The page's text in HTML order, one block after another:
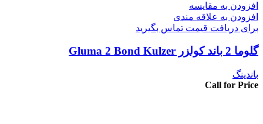
افزودن به مقایسه
افزودن به علاقه مندی
برای دریافت قیمت تماس بگیرید
گلوما 2 باند کولزر Gluma 2 Bond Kulzer
باندینگ
Call for Price